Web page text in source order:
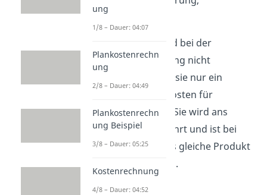
Verpackung, etc.).
wird bei der
gesamten Rechnung nicht
berücksichtigt, da sie nur ein
durchlaufender Posten für
Unternehmen ist. Sie wird ans
Finanzamt abgeführt und ist bei
Angeboten für das gleiche Produkt
immer gleich hoch.
ung
1/8 – Dauer: 04:07
Plankostenrechn
ung
2/8 – Dauer: 04:49
Plankostenrechn
ung Beispiel
3/8 – Dauer: 05:25
Kostenrechnung
4/8 – Dauer: 04:52